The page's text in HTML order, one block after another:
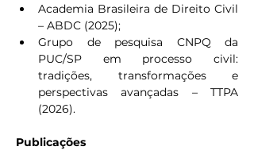
Academia Brasileira de Direito Civil
– ABDC (2025);
Grupo de pesquisa CNPQ da
PUC/SP em processo civil:
tradições, transformações e
perspectivas avançadas – TTPA
(2026).
Publicações